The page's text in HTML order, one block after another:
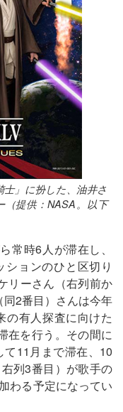
士」に扮した、油井さ
提供：NASA。以下
常時6人が滞在し、
ョンのひと区切り
リーさん（右列前か
2番目）さんは今年
の有人探査に向けた
在を行う。その間に
11月まで滞在、10
列3番目）が歌手の
わる予定になってい